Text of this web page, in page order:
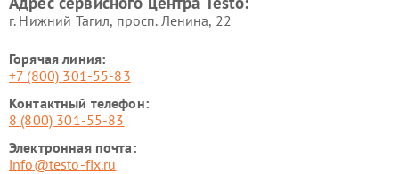
г. Нижний Тагил, просп. Ленина, 22
Горячая линия:
+7 (800) 301-55-83
Контактный телефон:
8 (800) 301-55-83
Электронная почта:
info@testo-fix.ru